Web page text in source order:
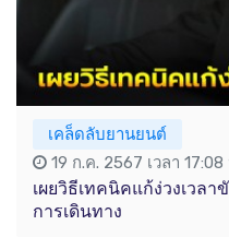
เคล็ดลับยานยนต์
19 ก.ค. 2567 เวลา 17:08
เผยวิธีเทคนิคแก้ง่วงเวล
การเดินทาง